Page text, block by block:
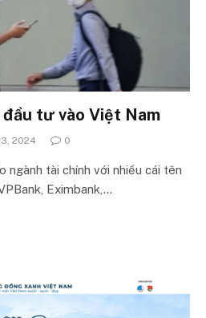
đầu tư vào Việt Nam
2024 0
ngành tài chính với nhiều cái tên
Eximbank,…